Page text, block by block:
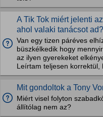
A Tik Tok miért jelenti
ahol valaki tanácsot ad?
Van egy tizen páréves
büszkélkedik hogy
az ilyen gyerekeket
Leírtam teljesen korrektül,
Mit gondoltok a Tony
Miért visel folyton
állítólag nem az?